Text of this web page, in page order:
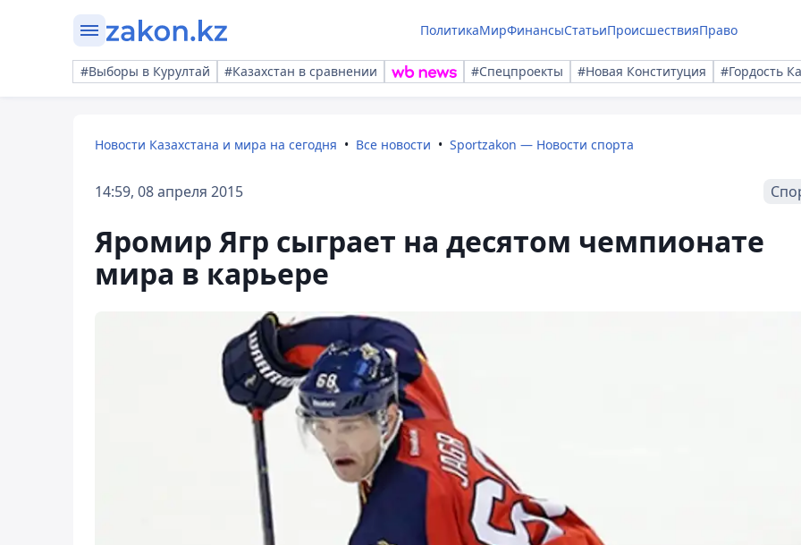
ПолитикаМирФинансыСтатьиПроисшествияПраво
#Выборы в Курултай #Казахстан в сравнении #Спецпроекты #Новая Конституция #Гордость
Новости Казахстана и мира на сегодня Все новости Sportzakon — Новости спорта
14:59, 08 апреля 2015
Яромир Ягр сыграет на десятом чемпионате
мира в карьере